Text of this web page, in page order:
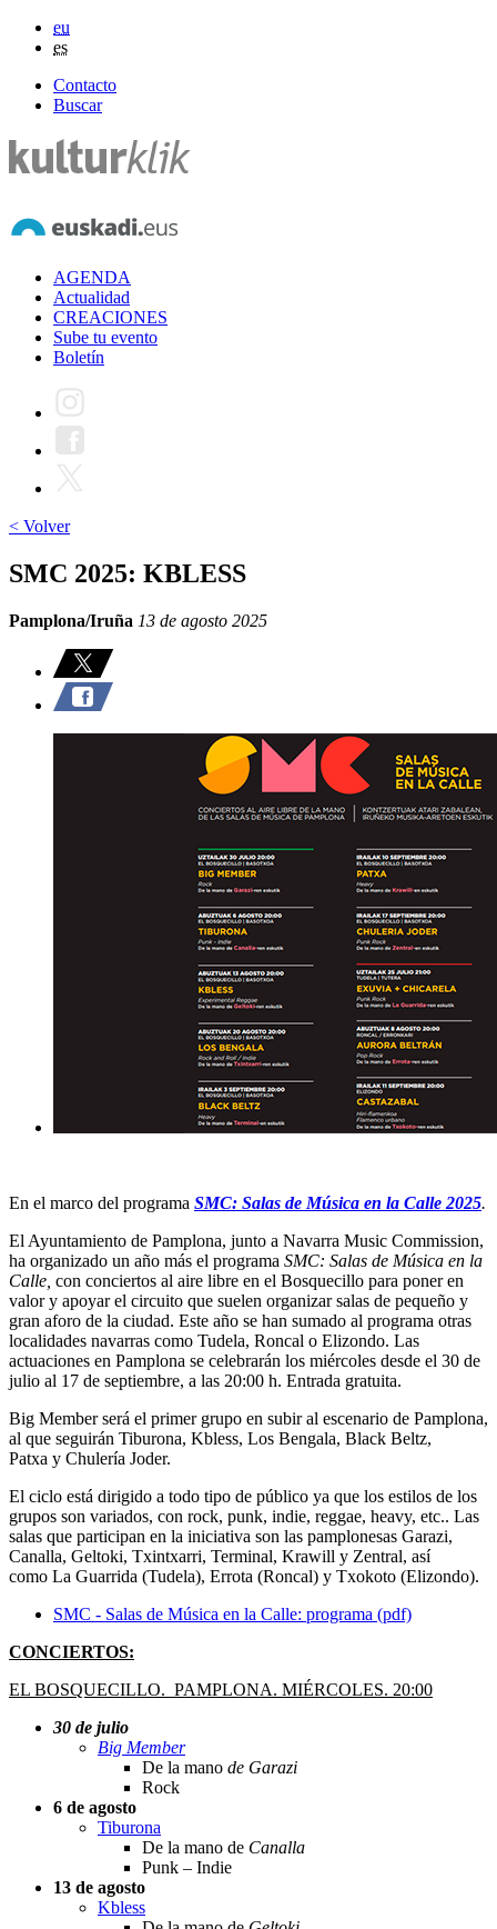
eu
es
Contacto
Buscar
AGENDA
Actualidad
CREACIONES
Sube tu evento
Boletín
< Volver
SMC 2025: KBLESS
Pamplona/Iruña 13 de agosto 2025
En el marco del programa SMC: Salas de Música en la Calle 2025.
El Ayuntamiento de Pamplona, junto a Navarra Music Commission,
ha organizado un año más el programa SMC: Salas de Música en la
Calle, con conciertos al aire libre en el Bosquecillo para poner en
valor y apoyar el circuito que suelen organizar salas de pequeño y
gran aforo de la ciudad. Este año se han sumado al programa otras
localidades navarras como Tudela, Roncal o Elizondo. Las
actuaciones en Pamplona se celebrarán los miércoles desde el 30 de
julio al 17 de septiembre, a las 20:00 h. Entrada gratuita.
Big Memberserá el primer grupo en subir al escenario de Pamplona,
al que seguirán Tiburona, Kbless, Los Bengala, Black Beltz,
Patxa y Chulería Joder.
El ciclo está dirigido a todo tipo de público ya que los estilos de los
grupos son variados, con rock, punk, indie, reggae, heavy, etc.. Las
salas que participan en la iniciativa son las pamplonesas Garazi,
Canalla, Geltoki, Txintxarri, Terminal, Krawill y Zentral, así
como La Guarrida (Tudela), Errota (Roncal) y Txokoto (Elizondo).
SMC - Salas de Música en la Calle: programa (pdf)
CONCIERTOS:
EL BOSQUECILLO. PAMPLONA. MIÉRCOLES. 20:00
30 de julio
Big Member
De la mano de Garazi
Rock
6 de agosto
Tiburona
De la mano de Canalla
Punk – Indie
13 de agosto
Kbless